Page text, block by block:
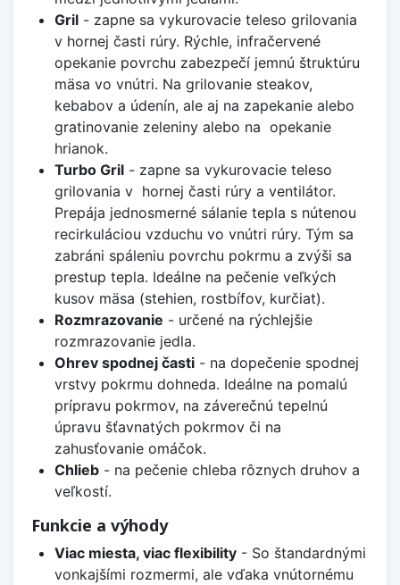
Gril- zapne sa vykurovacie teleso grilovania
v hornej časti rúry. Rýchle, infračervené
opekanie povrchu zabezpečí jemnú štruktúru
mäsa vo vnútri. Na grilovanie steakov,
kebabov a údenín, ale aj na zapekanie alebo
gratinovanie zeleniny alebo na opekanie
hrianok.
Turbo Gril- zapne sa vykurovacie teleso
grilovania v hornej časti rúry a ventilátor.
Prepája jednosmerné sálanie tepla s nútenou
recirkuláciou vzduchu vo vnútri rúry. Tým sa
zabráni spáleniu povrchu pokrmu a zvýši sa
prestup tepla. Ideálne na pečenie veľkých
kusov mäsa (stehien, rostbífov, kurčiat).
Rozmrazovanie - určené na rýchlejšie
rozmrazovanie jedla.
Ohrev spodnej časti- na dopečenie spodnej
vrstvy pokrmu dohneda. Ideálne na pomalú
prípravu pokrmov, na záverečnú tepelnú
úpravu šťavnatých pokrmov či na
zahusťovanie omáčok.
Chlieb- na pečenie chleba rôznych druhov a
veľkostí.
Funkcie a výhody
Viac miesta, viac flexibility- So štandardnými
vonkajšími rozmermi, ale vďaka vnútornému